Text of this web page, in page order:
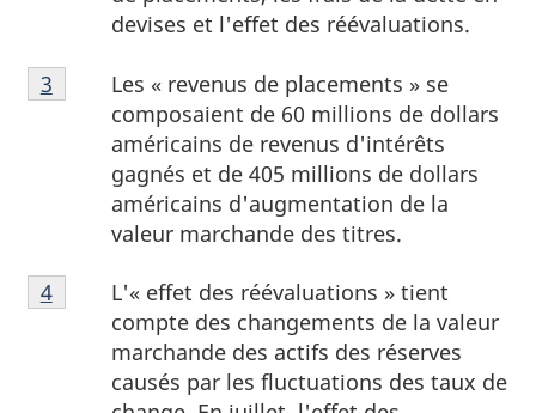
2
devises et l'effet des réévaluations.
Note
de
Les « revenus de placements » se
composaient de 60 millions de dollars
américains de revenus d'intérêts
gagnés et de 405 millions de dollars
américains d'augmentation de la
valeur marchande des titres.
Retour à la référence de la note de bas de page
3
Note
de
L'« effet des réévaluations » tient
compte des changements de la valeur
marchande des actifs des réserves
causés par les fluctuations des taux de
Retour à la référence de la note de bas de page
4